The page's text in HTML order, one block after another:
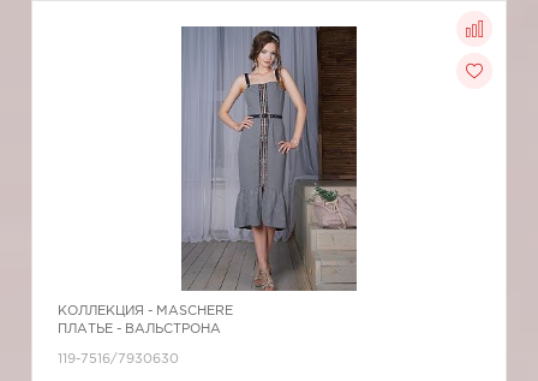
КОЛЛЕКЦИЯ - MASCHERE
ПЛАТЬЕ - ВАЛЬСТРОНА
119-7516/7930630